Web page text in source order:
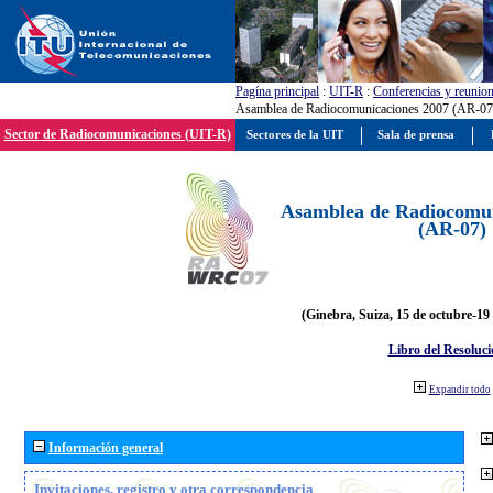
Pagína principal : UIT-R : Conferencias y
Asamblea de Radiocomunicaciones 2007 (AR-
Sector de Radiocomunicaciones (UIT-R)
Asamblea de
(AR-07)
(Ginebra, Suiza, 15 de octubre-19
Libro del
Expandir todo
Información general
Invitaciones, registro y otra correspondencia
Sectores de la UIT Sala de prensa